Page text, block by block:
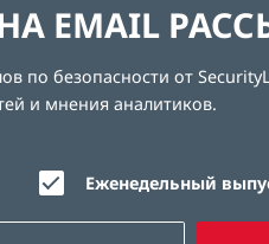
EMAIL
по безопасности от
и мнения аналитиков.
Еженедельный